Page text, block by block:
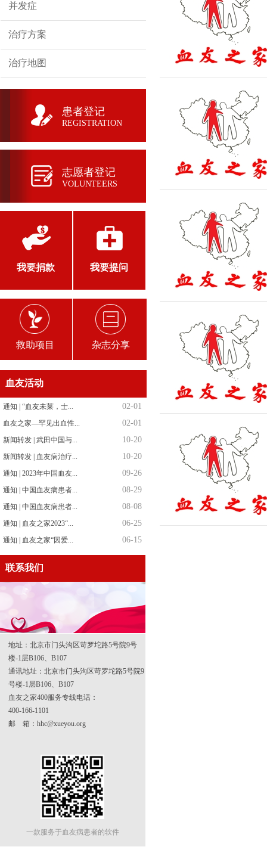
并发症
治疗方案
治疗地图
患者登记
REGISTRATION
志愿者登记
VOLUNTEERS
我要捐款 我要提问
救助项目 杂志分享
血友活动
通知 | “血友未莱，士... 02-01
血友之家—罕见出血性... 02-01
新闻转发 | 武田中国与... 10-20
新闻转发 | 血友病治疗... 10-20
通知 | 2023年中国血友... 09-26
通知 | 中国血友病患者... 08-29
通知 | 中国血友病患者... 08-08
通知 | 血友之家2023“... 06-25
通知 | 血友之家“因爱... 06-15
联系我们
地址：北京市门头沟区苛罗坨路5号院9号
楼-1层B106、B107
通讯地址：北京市门头沟区苛罗坨路5号院9
号楼-1层B106、B107
血友之家400服务专线电话：
400-166-1101
邮 箱：hhc@xueyou.org
一款服务于血友病患者的软件